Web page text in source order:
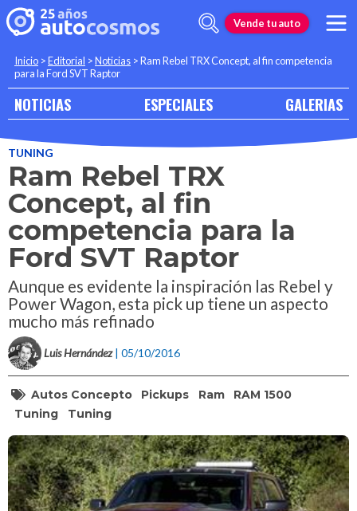
Vende tu auto
Inicio >Editorial >Noticias >Ram Rebel TRX Concept, al fin competencia
para la Ford SVT Raptor
NOTICIAS ESPECIALES GALERIAS
TUNING
Ram Rebel TRX
Concept, al fin
competencia para la
Ford SVT Raptor
Aunque es evidente la inspiración las Rebel y
Power Wagon, esta pick up tiene un aspecto
mucho más refinado
Luis Hernández | 05/10/2016
Autos Concepto Pickups Ram
RAM 1500
Tuning
Tuning